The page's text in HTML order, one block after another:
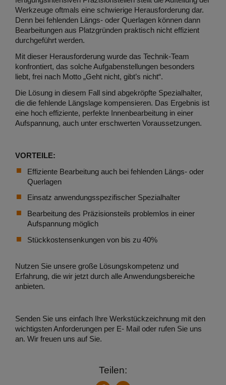
Werkzeuge oftmals eine schwierige Herausforderung dar.
Denn bei fehlenden Längs- oder Querlagen können dann
Bearbeitungen aus Platzgründen praktisch nicht effizient
durchgeführt werden.
Mit dieser Herausforderung wurde das Technik-Team
konfrontiert, das solche Aufgabenstellungen besonders
liebt, frei nach Motto „Geht nicht, gibt’s nicht“.
Die Lösung in diesem Fall sind abgekröpfte Spezialhalter,
die die fehlende Längslage kompensieren. Das Ergebnis ist
eine hoch effiziente, perfekte Innenbearbeitung in einer
Aufspannung, auch unter erschwerten Voraussetzungen.
VORTEILE:
Effiziente Bearbeitung auch bei fehlenden Längs- oder
Querlagen
Einsatz anwendungsspezifischer Spezialhalter
Bearbeitung des Präzisionsteils problemlos in einer
Aufspannung möglich
Stückkostensenkungen von bis zu 40%
Nutzen Sie unsere große Lösungskompetenz und
Erfahrung, die wir jetzt durch alle Anwendungsbereiche
anbieten.
Senden Sie uns einfach Ihre Werkstückzeichnung mit den
wichtigsten Anforderungen per E- Mail oder rufen Sie uns
an. Wir freuen uns auf Sie.
Teilen: